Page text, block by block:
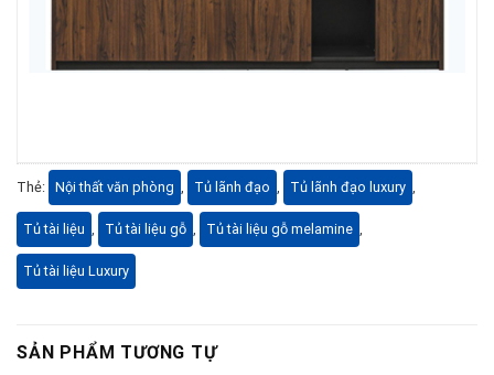
Thẻ: Nội thất văn phòng Tủ lãnh đạo Tủ lãnh đạo luxury
Tủ tài liệu Tủ tài liệu gỗ Tủ tài liệu gỗ melamine
Tủ tài liệu Luxury
SẢN PHẨM TƯƠNG TỰ